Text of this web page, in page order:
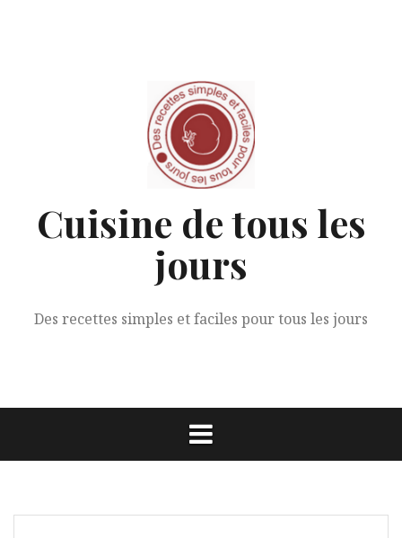
Cuisine de tous les
jours
Des recettes simples et faciles pour tous les jours